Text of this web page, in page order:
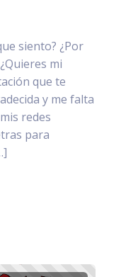
siento? ¿Por
mi
que te
y me falta
redes
para